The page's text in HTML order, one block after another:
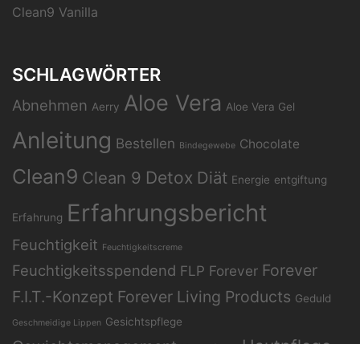
Clean9 Vanilla
SCHLAGWÖRTER
Abnehmen Aerry Aloe Vera Aloe Vera Gel
Anleitung Bestellen Bindegewebe Chocolate
Clean9 Clean 9 Detox Diät Energie entgiftung
Erfahrung Erfahrungsbericht
Feuchtigkeit Feuchtigkeitscreme
Feuchtigkeitsspendend FLP Forever Forever
F.I.T.-Konzept Forever Living Products Geduld
Geschmeidige Lippen Gesichtspflege